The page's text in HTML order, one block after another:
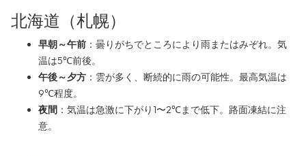
北海道（札幌）
早朝～午前 ：曇りがちでところにより雨またはみぞれ。気
温は5℃前後。
午後～夕方 ：雲が多く、断続的に雨の可能性。最高気温は
9℃程度。
夜間 ：気温は急激に下がり1〜2℃まで低下。路面凍結に注
意。